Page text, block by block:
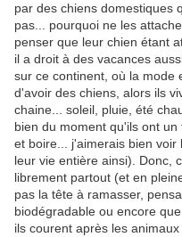
par des chiens domestiques
pas... pourquoi ne les
penser que leur chien étant
il a droit à des vacances
sur ce continent, où la mode
d'avoir des chiens, alors ils
chaine... soleil, pluie, été
bien du moment qu'ils ont
et boire... j'aimerais bien
leur vie entière ainsi). Donc,
librement partout (et en
pas la tête à ramasser,
biodégradable ou encore
ils courent après les